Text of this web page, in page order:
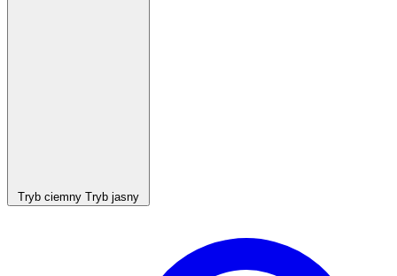
Tryb ciemny Tryb jasny